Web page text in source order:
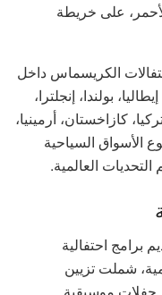
على خريطة
الكريسماس داخل
بولندا، إنجلترا،
كازاخستان، أرمينيا،
الأسواق السياحية
العالمية.
احتفالية
شملت تزيين
حفلات موسيقية